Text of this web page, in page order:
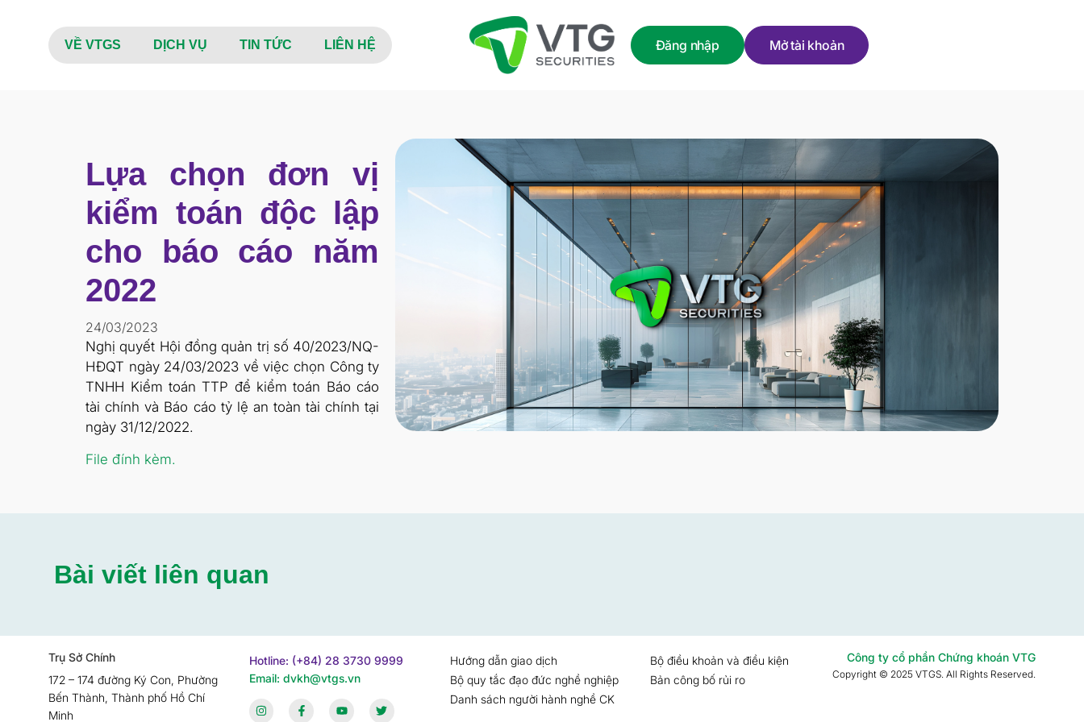
VỀ VTGS DỊCH VỤ TIN TỨC LIÊN HỆ Đăng nhập Mở tài khoản
Lựa chọn đơn vị
kiểm toán độc lập
cho báo cáo năm
2022
24/03/2023
Nghị quyết Hội đồng quản trị số 40/2023/NQ-
HĐQT ngày 24/03/2023 về việc chọn Công ty
TNHH Kiểm toán TTP để kiểm toán Báo cáo
tài chính và Báo cáo tỷ lệ an toàn tài chính tại
ngày 31/12/2022.
File đính kèm.
Bài viết liên quan
Trụ Sở Chính
172 – 174 đường Ký Con, Phường
Bến Thành, Thành phố Hồ Chí
Minh
Hotline: (+84) 28 3730 9999
Email: dvkh@vtgs.vn
Hướng dẫn giao dịch
Bộ quy tắc đạo đức nghề nghiệp
Danh sách người hành nghề CK
Bộ điều khoản và điều kiện
Bản công bố rủi ro
Công ty cổ phần Chứng khoán VTG
Copyright © 2025 VTGS. All Rights Reserved.